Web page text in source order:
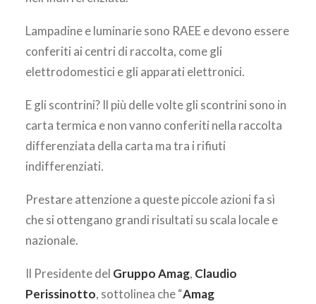
Lampadine e luminarie sono RAEE e devono essere
conferiti ai centri di raccolta, come gli
elettrodomestici e gli apparati elettronici.
E gli scontrini? Il più delle volte gli scontrini sono in
carta termica e non vanno conferiti nella raccolta
differenziata della carta ma tra i rifiuti
indifferenziati.
Prestare attenzione a queste piccole azioni fa sì
che si ottengano grandi risultati su scala locale e
nazionale.
Il Presidente del Gruppo Amag, Claudio
Perissinotto, sottolinea che “Amag